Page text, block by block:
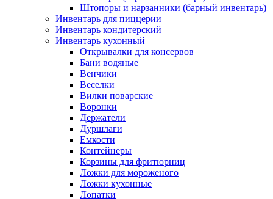
Штопоры и нарзанники (барный инвентарь)
Инвентарь для пиццерии
Инвентарь кондитерский
Инвентарь кухонный
Открывалки для консервов
Бани водяные
Венчики
Веселки
Вилки поварские
Воронки
Держатели
Дуршлаги
Емкости
Контейнеры
Корзины для фритюрниц
Ложки для мороженого
Ложки кухонные
Лопатки